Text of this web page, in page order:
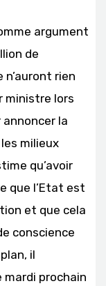
argument
de
rien
ministre lors
la
milieux
qu’avoir
que l’Etat est
et que cela
conscience
il
prochain